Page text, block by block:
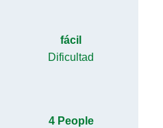
fácil
Dificultad
4 People